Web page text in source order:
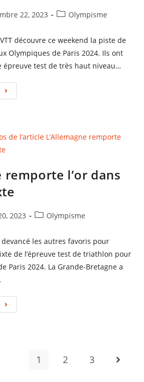
22, 2023 Olympisme
découvre ce weekend la piste de
Olympiques de Paris 2024. Ils ont
épreuve test de très haut niveau…
remporte l’or dans
2023 Olympisme
devancé les autres favoris pour
de l’épreuve test de triathlon pour
Paris 2024. La Grande-Bretagne a
1 2 3